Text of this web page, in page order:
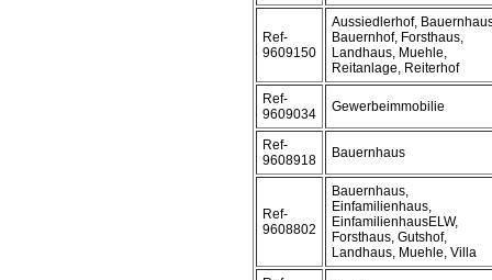
Ref-
9609150
Aussiedlerhof,
Bauernhof, Forsthaus,
Landhaus, Muehle,
Reitanlage, Reiterhof
Ref-
9609034
Gewerbeimmobilie
Ref-
9608918
Bauernhaus
Ref-
9608802
Bauernhaus,
Einfamilienhaus,
EinfamilienhausELW,
Forsthaus, Gutshof,
Landhaus, Muehle, Villa